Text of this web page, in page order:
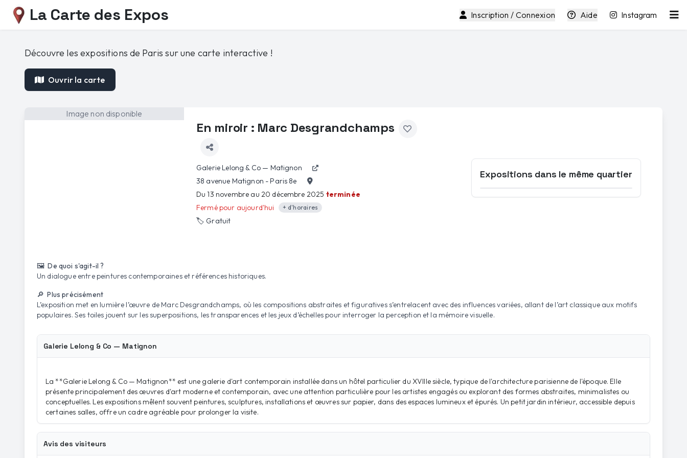
La Carte des Expos Inscription / Connexion Aide Instagram
Découvre les expositions de Paris sur une carte interactive !
Ouvrir la carte
Image non disponible
En miroir : Marc Desgrandchamps
Galerie Lelong & Co — Matignon
38 avenue Matignon - Paris 8e
Du 13 novembre au 20 décembre 2025 terminée
Fermé pour aujourd'hui
+ d'horaires
🏷️ Gratuit
Expositions dans le même quartier
🖼️ De quoi s'agit-il ?
Un dialogue entre peintures contemporaines et références historiques.
🔎 Plus précisément
L’exposition met en lumière l’œuvre de Marc Desgrandchamps, où les compositions abstraites et figuratives s’entrelacent avec des influences variées, allant de l’art classique aux motifs
populaires. Ses toiles jouent sur les superpositions, les transparences et les jeux d’échelles pour interroger la perception et la mémoire visuelle.
Galerie Lelong & Co — Matignon
La **Galerie Lelong & Co — Matignon** est une galerie d'art contemporain installée dans un hôtel particulier du XVIIIe siècle, typique de l'architecture parisienne de l'époque. Elle
présente principalement des œuvres d'art moderne et contemporain, avec une attention particulière pour les artistes engagés ou explorant des formes abstraites, minimalistes ou
conceptuelles. Les expositions mêlent souvent peintures, sculptures, installations et œuvres sur papier, dans des espaces lumineux et épurés. Un petit jardin intérieur, accessible depuis
certaines salles, offre un cadre agréable pour prolonger la visite.
Avis des visiteurs